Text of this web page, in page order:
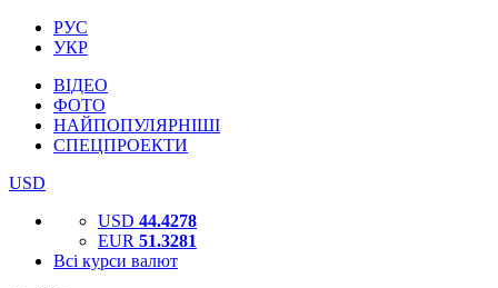
РУС
УКР
ВІДЕО
ФОТО
НАЙПОПУЛЯРНІШІ
СПЕЦПРОЕКТИ
USD
USD 44.4278
EUR 51.3281
Всі курси валют